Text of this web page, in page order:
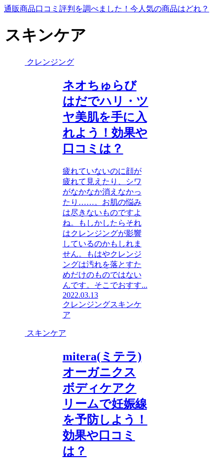
通販商品口コミ評判を調べました！今人気の商品はどれ？
スキンケア
クレンジング
ネオちゅらび
はだでハリ・ツ
ヤ美肌を手に入
れよう！効果や
口コミは？
疲れていないのに顔が
疲れて見えたり、シワ
がなかなか消えなかっ
たり……。お肌の悩み
は尽きないものですよ
ね。もしかしたらそれ
はクレンジングが影響
しているのかもしれま
せん。もはやクレンジ
ングは汚れを落とすた
めだけのものではない
んです。そこでおすす...
2022.03.13
クレンジングスキンケ
ア
スキンケア
mitera(ミテラ)
オーガニクス
ボディケアク
リームで妊娠線
を予防しよう！
効果や口コミ
は？